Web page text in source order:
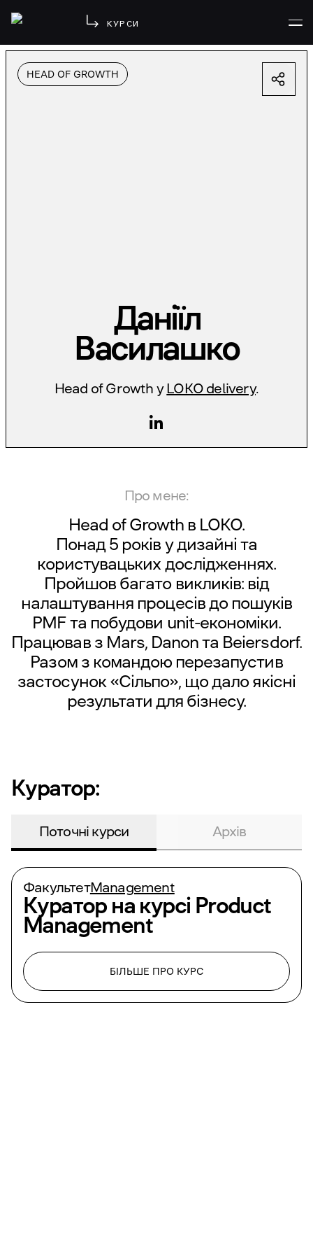
КУРСИ
HEAD OF GROWTH
Даніїл
Василашко
Head of Growth у LOKO delivery.
Про мене:
Head of Growth в LOKO.
Понад 5 років у дизайні та
користувацьких дослідженнях.
Пройшов багато викликів: від
налаштування процесів до пошуків
PMF та побудови unit-економіки.
Працював з Mars, Danon та Beiersdorf.
Разом з командою перезапустив
застосунок «Сільпо», що дало якісні
результати для бізнесу.
Куратор:
Поточні курси Архів
ФакультетManagement
Куратор на курсі Product
Management
БІЛЬШЕ ПРО КУРС